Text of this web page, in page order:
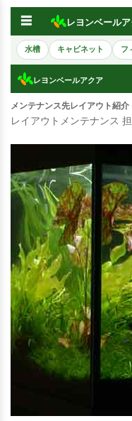
☰ レヨンベール
水槽 キャビネット フ
レヨンベールアクア
メンテナンス先レイアウト紹
レイアウトメンテナンス